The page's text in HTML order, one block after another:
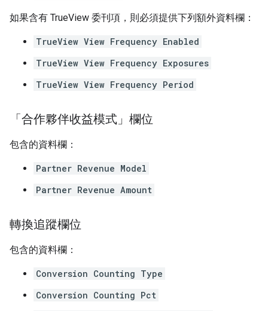
如果含有 TrueView 委刊項，則必須提供下列額外資料欄：
TrueView View Frequency Enabled
TrueView View Frequency Exposures
TrueView View Frequency Period
「合作夥伴收益模式」欄位
包含的資料欄：
Partner Revenue Model
Partner Revenue Amount
轉換追蹤欄位
包含的資料欄：
Conversion Counting Type
Conversion Counting Pct